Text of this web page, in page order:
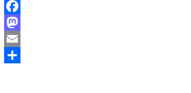
Facebook
Mastodon
Email